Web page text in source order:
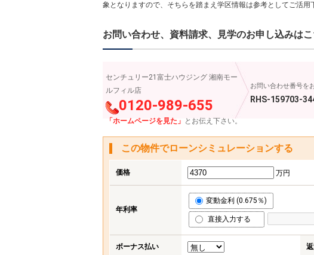
象となりますので、そちらを踏まえ学区情報は参考としてご活用
お問い合わせ、資料請求、見学のお申し込みは
センチュリー21富士ハウジング 湘南モー
ルフィル店
0120-989-655
「ホームページを見た」 とお伝え下さい。
お問い合わせ番号を
RHS-159703-
この物件でローンシミュレーションする
価格 万円
年利率
変動金利 (0.675％)
直接入力する
ボーナス払い